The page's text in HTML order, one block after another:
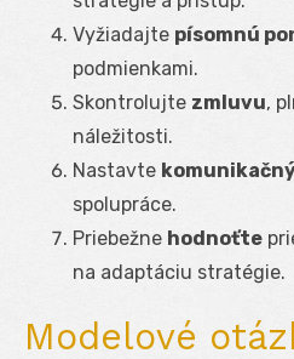
Vyžiadajte písomnú
podmienkami.
Skontrolujte zmluvu,
náležitosti.
Nastavte
spolupráce.
Priebežne hodnoťte
na adaptáciu stratégie.
Modelové